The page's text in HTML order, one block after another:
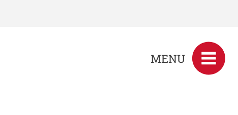
MENU